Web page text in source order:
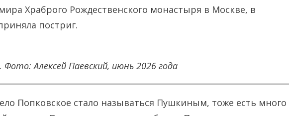
Храброго Рождественского монастыря в Москве, в
постриг.
Фото: Алексей Паевский, июнь 2026 года
Попковское стало называться Пушкиным, тоже есть много